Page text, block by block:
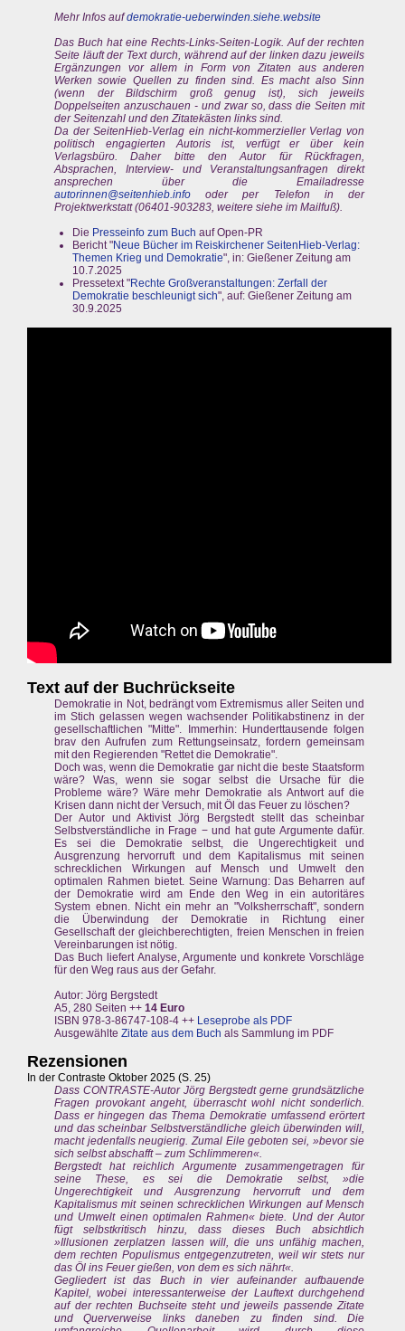
Mehr Infos aufdemokratie-ueberwinden.siehe.website
Das Buch hat eine Rechts-Links-Seiten-Logik. Auf der rechten
Seite läuft der Text durch, während auf der linken dazu jeweils
Ergänzungen vor allem in Form von Zitaten aus anderen
Werken sowie Quellen zu finden sind. Es macht also Sinn
(wenn der Bildschirm groß genug ist), sich jeweils
Doppelseiten anzuschauen - und zwar so, dass die Seiten mit
der Seitenzahl und den Zitatekästen links sind.
Da der SeitenHieb-Verlag ein nicht-kommerzieller Verlag von
politisch engagierten Autoris ist, verfügt er über kein
Verlagsbüro. Daher bitte den Autor für Rückfragen,
Absprachen, Interview- und Veranstaltungsanfragen direkt
ansprechen über die Emailadresse
autorinnen@seitenhieb.info oder per Telefon in der
Projektwerkstatt (06401-903283, weitere siehe im Mailfuß).
Die Presseinfo zum Buch auf Open-PR
Bericht "Neue Bücher im Reiskirchener SeitenHieb-Verlag:
Themen Krieg und Demokratie", in: Gießener Zeitung am
10.7.2025
Pressetext "Rechte Großveranstaltungen: Zerfall der
Demokratie beschleunigt sich", auf: Gießener Zeitung am
30.9.2025
Text auf der Buchrückseite
Demokratie in Not, bedrängt vom Extremismus aller Seiten und
im Stich gelassen wegen wachsender Politikabstinenz in der
gesellschaftlichen "Mitte". Immerhin: Hunderttausende folgen
brav den Aufrufen zum Rettungseinsatz, fordern gemeinsam
mit den Regierenden "Rettet die Demokratie".
Doch was, wenn die Demokratie gar nicht die beste Staatsform
wäre? Was, wenn sie sogar selbst die Ursache für die
Probleme wäre? Wäre mehr Demokratie als Antwort auf die
Krisen dann nicht der Versuch, mit Öl das Feuer zu löschen?
Der Autor und Aktivist Jörg Bergstedt stellt das scheinbar
Selbstverständliche in Frage − und hat gute Argumente dafür.
Es sei die Demokratie selbst, die Ungerechtigkeit und
Ausgrenzung hervorruft und dem Kapitalismus mit seinen
schrecklichen Wirkungen auf Mensch und Umwelt den
optimalen Rahmen bietet. Seine Warnung: Das Beharren auf
der Demokratie wird am Ende den Weg in ein autoritäres
System ebnen. Nicht ein mehr an "Volksherrschaft", sondern
die Überwindung der Demokratie in Richtung einer
Gesellschaft der gleichberechtigten, freien Menschen in freien
Vereinbarungen ist nötig.
Das Buch liefert Analyse, Argumente und konkrete Vorschläge
für den Weg raus aus der Gefahr.
Autor: Jörg Bergstedt
A5, 280 Seiten ++ 14 Euro
ISBN 978-3-86747-108-4 ++ Leseprobe als PDF
Ausgewählte Zitate aus dem Buch als Sammlung im PDF
Rezensionen
In der Contraste Oktober 2025 (S. 25)
Dass CONTRASTE-Autor Jörg Bergstedt gerne grundsätzliche
Fragen provokant angeht, überrascht wohl nicht sonderlich.
Dass er hingegen das Thema Demokratie umfassend erörtert
und das scheinbar Selbstverständliche gleich überwinden will,
macht jedenfalls neugierig. Zumal Eile geboten sei, »bevor sie
sich selbst abschafft – zum Schlimmeren«.
Bergstedt hat reichlich Argumente zusammengetragen für
seine These, es sei die Demokratie selbst, »die
Ungerechtigkeit und Ausgrenzung hervorruft und dem
Kapitalismus mit seinen schrecklichen Wirkungen auf Mensch
und Umwelt einen optimalen Rahmen« biete. Und der Autor
fügt selbstkritisch hinzu, dass dieses Buch absichtlich
»Illusionen zerplatzen lassen will, die uns unfähig machen,
dem rechten Populismus entgegenzutreten, weil wir stets nur
das Öl ins Feuer gießen, von dem es sich nährt«.
Gegliedert ist das Buch in vier aufeinander aufbauende
Kapitel, wobei interessanterweise der Lauftext durchgehend
auf der rechten Buchseite steht und jeweils passende Zitate
und Querverweise links daneben zu finden sind. Die